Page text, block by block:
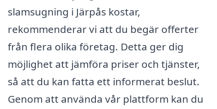
slamsugning i Järpås kostar,
rekommenderar vi att du begär offerter
från flera olika företag. Detta ger dig
möjlighet att jämföra priser och tjänster,
så att du kan fatta ett informerat beslut.
Genom att använda vår plattform kan du